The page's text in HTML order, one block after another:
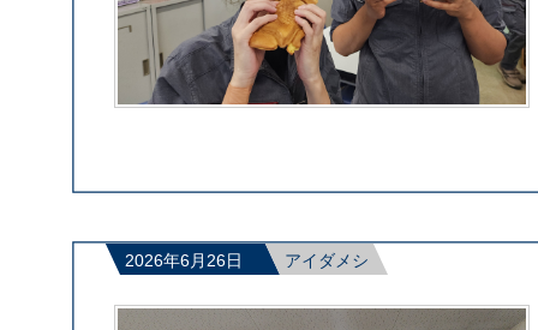
2026年6月26日 アイダメシ